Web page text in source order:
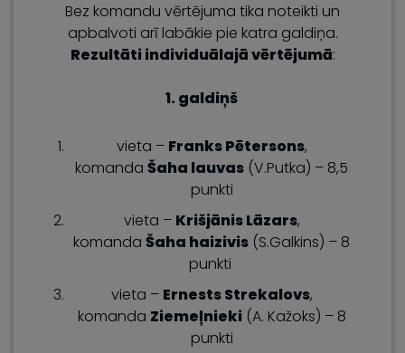
Bez komandu vērtējuma tika noteikti un
apbalvoti arī labākie pie katra galdiņa.
Rezultāti individuālajā vērtējumā:
1. galdiņš
vieta – Franks Pētersons,
komanda Šaha lauvas (V.Putka) – 8,5
punkti
vieta – Krišjānis Lāzars,
komanda Šaha haizivis (S.Galkins) – 8
punkti
vieta – Ernests Strekalovs,
komanda Ziemeļnieki(A. Kažoks) – 8
punkti